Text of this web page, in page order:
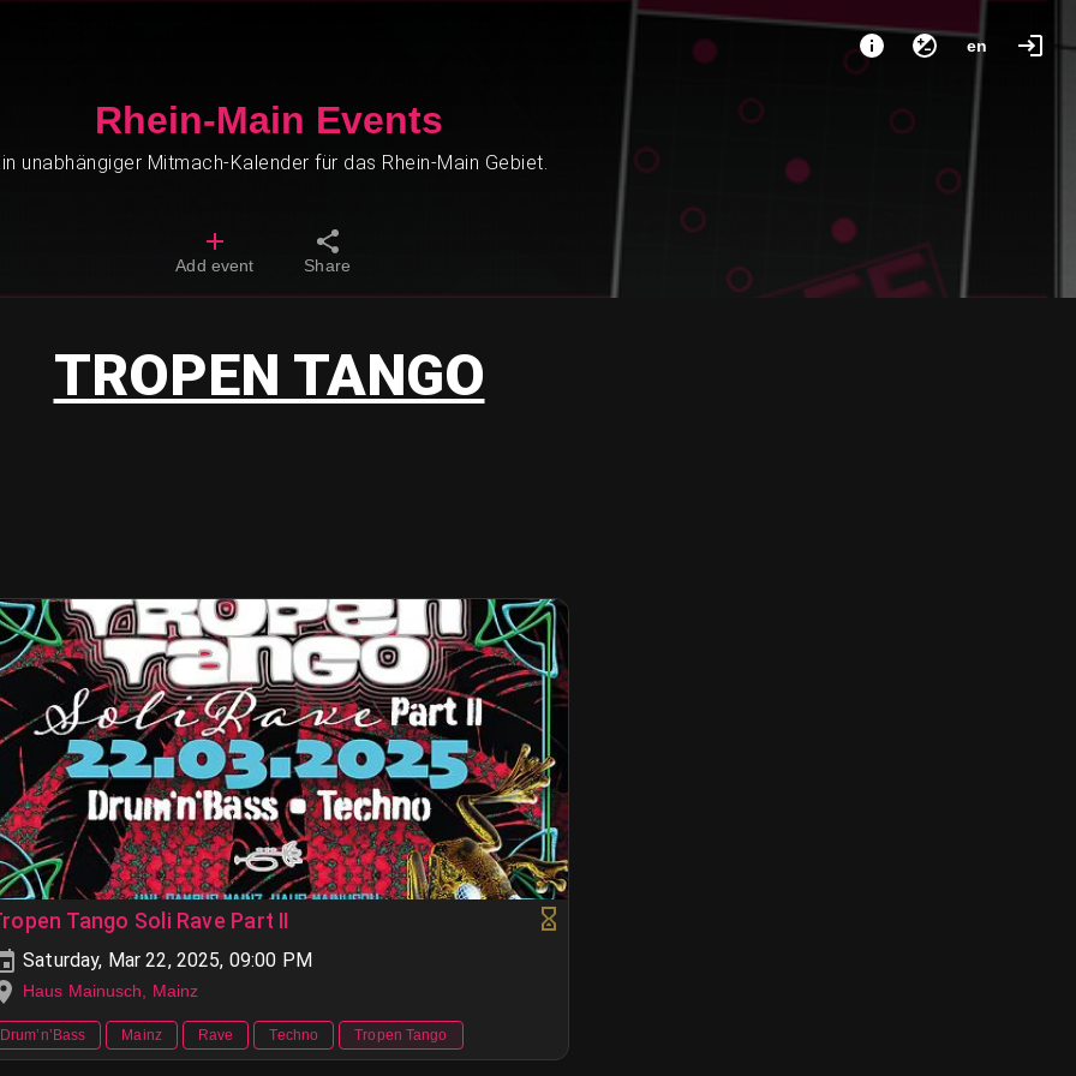
en
Rhein-Main Events
unabhängiger Mitmach-Kalender für das Rhein-Main Gebiet.
Add event Share
TROPEN TANGO
Tango Soli Rave Part II
Saturday, Mar 22, 2025, 09:00 PM
Haus Mainusch, Mainz
Drum’n’Bass Mainz Rave Techno Tropen Tango